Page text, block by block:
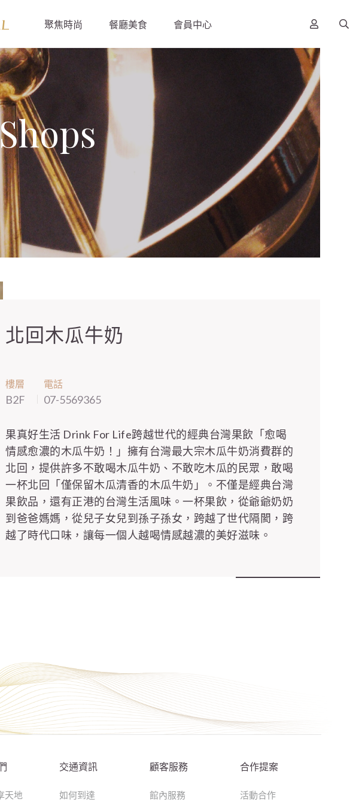
聚焦時尚 餐廳美食 會員中心
北回木瓜牛奶
樓層
B2F
電話
07-5569365
果真好生活 Drink For Life跨越世代的經典台灣果飲「愈喝
情感愈濃的木瓜牛奶！」擁有台灣最大宗木瓜牛奶消費群的
北回，提供許多不敢喝木瓜牛奶、不敢吃木瓜的民眾，敢喝
一杯北回「僅保留木瓜清香的木瓜牛奶」。不僅是經典台灣
果飲品，還有正港的台灣生活風味。一杯果飲，從爺爺奶奶
到爸爸媽媽，從兒子女兒到孫子孫女，跨越了世代隔閡，跨
越了時代口味，讓每一個人越喝情感越濃的美好滋味。
天地
交通資訊
如何到達
顧客服務
館內服務
合作提案
活動合作